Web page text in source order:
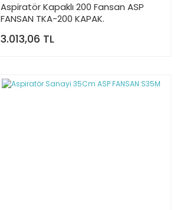
Aspiratör Kapaklı 200 Fansan ASP
FANSAN TKA-200 KAPAK.
3.013,06 TL